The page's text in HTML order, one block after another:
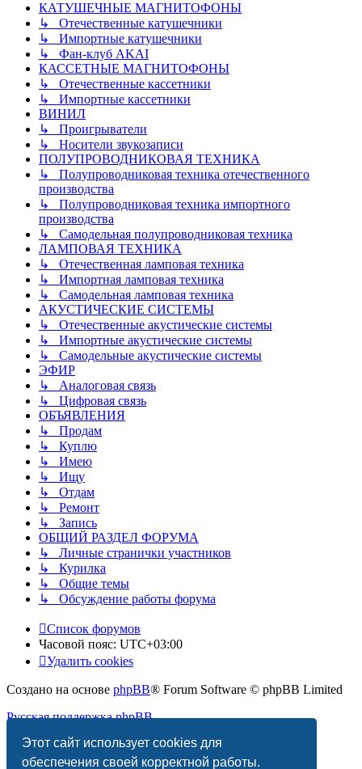
Этот сайт использует cookies для
обеспечения своей корректной работы.
КАТУШЕЧНЫЕ МАГНИТОФОНЫ
↳ Отечественные катушечники
↳ Импортные катушечники
↳ Фан-клуб AKAI
КАССЕТНЫЕ МАГНИТОФОНЫ
↳ Отечественные кассетники
↳ Импортные кассетники
ВИНИЛ
↳ Проигрыватели
↳ Носители звукозаписи
ПОЛУПРОВОДНИКОВАЯ ТЕХНИКА
↳ Полупроводниковая техника отечественного
производства
↳ Полупроводниковая техника импортного
производства
↳ Самодельная полупроводниковая техника
ЛАМПОВАЯ ТЕХНИКА
↳ Отечественная ламповая техника
↳ Импортная ламповая техника
↳ Самодельная ламповая техника
АКУСТИЧЕСКИЕ СИСТЕМЫ
↳ Отечественные акустические системы
↳ Импортные акустические системы
↳ Самодельные акустические системы
ЭФИР
↳ Аналоговая связь
↳ Цифровая связь
ОБЪЯВЛЕНИЯ
↳ Продам
↳ Куплю
↳ Имею
↳ Ищу
↳ Отдам
↳ Ремонт
↳ Запись
ОБЩИЙ РАЗДЕЛ ФОРУМА
↳ Личные странички участников
↳ Курилка
↳ Общие темы
↳ Обсуждение работы форума
Список форумов
Часовой пояс: UTC+03:00
Удалить cookies
Создано на основе phpBB® Forum Software © phpBB Limited
Русская поддержка phpBB
Конфиденциальность |Правила